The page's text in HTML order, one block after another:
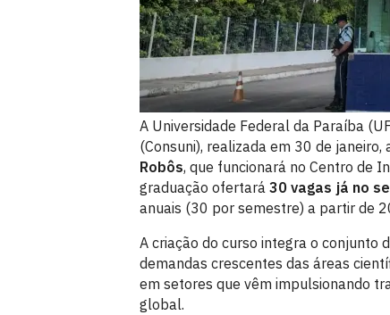
A Universidade Federal da Paraíba
(Consuni), realizada em 30 de
Robôs, que funcionará no Centro de
graduação ofertará 30 vagas já no
anuais (30 por semestre) a partir de
A criação do curso integra o conjunto
demandas crescentes das áreas
em setores que vêm impulsionando
global.